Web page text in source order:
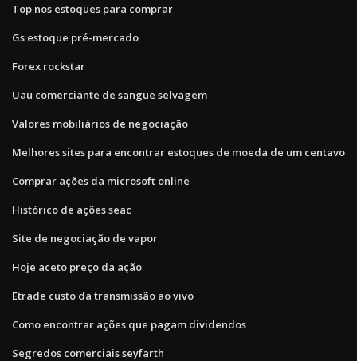
Top nos estoques para comprar
Gs estoque pré-mercado
Forex rockstar
Uau comerciante de sangue selvagem
Valores mobiliários de negociação
Melhores sites para encontrar estoques de moeda de um centavo
Comprar ações da microsoft online
Histórico de ações seac
Site de negociação de vapor
Hoje aceto preço da ação
Etrade custo da transmissão ao vivo
Como encontrar ações que pagam dividendos
Segredos comerciais seyfarth